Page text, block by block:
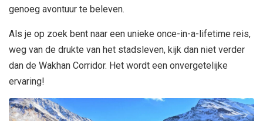
genoeg avontuur te beleven.
Als je op zoek bent naar een unieke once-in-a-lifetime reis,
weg van de drukte van het stadsleven, kijk dan niet verder
dan de Wakhan Corridor. Het wordt een onvergetelijke
ervaring!